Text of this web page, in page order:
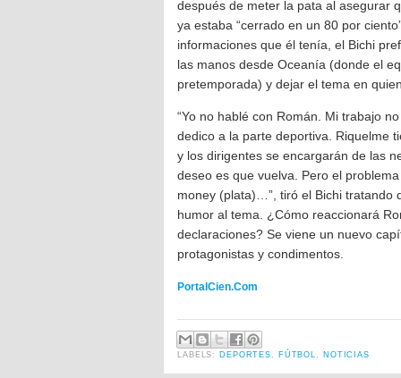
después de meter la pata al asegurar
ya estaba “cerrado en un 80 por
informaciones que él tenía, el Bichi
las manos desde Oceanía (donde el
pretemporada) y dejar el tema en
“Yo no hablé con Román. Mi trabajo
dedico a la parte deportiva. Riquelme
y los dirigentes se encargarán de las
deseo es que vuelva. Pero el
money (plata)…”, tiró el Bichi tratando
humor al tema. ¿Cómo reaccionará
declaraciones? Se viene un nuevo
protagonistas y condimentos.
PortalCien.Com
LABELS: DEPORTES FÚTBOL NOTICIAS